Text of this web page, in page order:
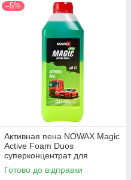
–5%
Активная пена NOWAX Magic
Active Foam Duos
суперконцентрат для
бесконтактной мойки 1 л
(NX01194)
Готово до відправки